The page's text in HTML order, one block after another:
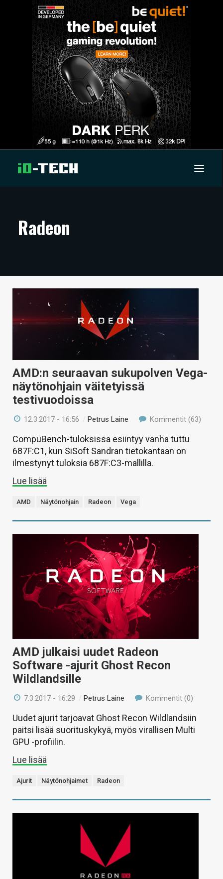
ARTIKKELIT
TECHBBS
HINTA.FI
KAUPPA
VAIHDA TEEMA
Radeon
AMD:n seuraavan sukupolven Vega-
näytönohjain väitetyissä
testivuodoissa
12.3.2017 - 16:56 / Petrus Laine Kommentit (63)
CompuBench-tuloksissa esiintyy vanha tuttu
687F:C1, kun SiSoft Sandran tietokantaan on
ilmestynyt tuloksia 687F:C3-mallilla.
Lue lisää
AMD Näytönohjain Radeon Vega
AMD julkaisi uudet Radeon
Software -ajurit Ghost Recon
Wildlandsille
7.3.2017 - 16:29 /Petrus Laine Kommentit (0)
Uudet ajurit tarjoavat Ghost Recon Wildlandsiin
paitsi lisää suorituskykyä, myös virallisen Multi
GPU -profiilin.
Lue lisää
Ajurit Näytönohjaimet Radeon